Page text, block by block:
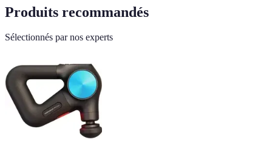
Produits recommandés
Sélectionnés par nos experts